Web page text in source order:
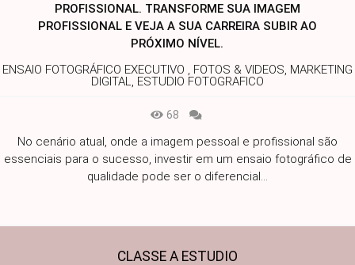
PROFISSIONAL. TRANSFORME SUA IMAGEM
PROFISSIONAL E VEJA A SUA CARREIRA SUBIR AO
PRÓXIMO NÍVEL.
ENSAIO FOTOGRÁFICO EXECUTIVO , FOTOS & VIDEOS, MARKETING
DIGITAL, ESTUDIO FOTOGRAFICO
68
No cenário atual, onde a imagem pessoal e profissional são
essenciais para o sucesso, investir em um ensaio fotográfico de
qualidade pode ser o diferencial...
CLASSE A ESTUDIO